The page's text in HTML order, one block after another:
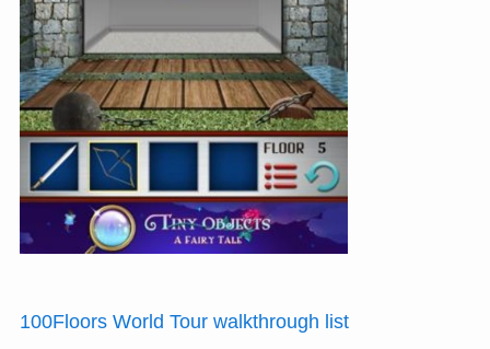
100Floors World Tour walkthrough list